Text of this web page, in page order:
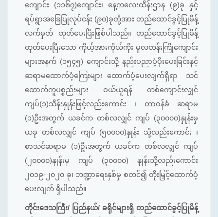
ကျောင်း (၁၁၆၇)ကျောင်း၊ နေ့ကလေးထိန်းဌာန (၉)ခု နှင့်
ရပ်ရွာအခြေပြုလုပ်ငန်း (၉၀)ခုတို့အား တည်ထောင်ခွင့်ပြုမိန့်
လက်မှတ် ထုတ်ပေးပြီးဖြစ်ပါသည်။ တည်ထောင်ခွင့်ပြုမိန့်
ထုတ်ပေးပြီးသော ကိုယ့်အားကိုယ်ကိုး မူလတန်းကြိုကျောင်း
များအနက် (၁၅၄၅) ကျောင်းသို့ နည်းပညာပံ့ပိုးပေးခြင်းနှင့်
ဆရာမထောက်ပံ့ကြေးများ ထောက်ပံ့ပေးလျက်ရှိရာ သင်
ထောက်ကူပစ္စည်းများ ဝယ်ယူရန် တစ်ကျောင်းလျှင်
ကျပ်(၁)သိန်းနှုန်းဖြင့်လည်းကောင်း ၊ တာဝန်ခံ ဆရာမ
(၁)ဦးအတွက် ယခင်က တစ်လလျှင် ကျပ် (၃၀၀၀၀)နှုန်းမှ
ယခု တစ်လလျှင် ကျပ် (၅၀၀၀၀)နှုန်း သို့လည်းကောင်း ၊
စာသင်ဆရာမ (၁)ဦးအတွက် ယခင်က တစ်လလျှင် ကျပ်
(၂၀၀၀၀)နှုန်းမှ ကျပ် (၃၀၀၀၀) နှုန်းသို့လည်းကောင်း
၂၀၁၉-၂၀၂၀ ခု၊ ဘဏ္ဍာရေးနှစ်မှ စတင်၍ တိုးမြှင့်ထောက်ပံ့
ပေးလျက် ရှိပါသည်။
တိုင်းဒေသကြီး/ ပြည်နယ်/ ခရိုင်များရှိ တည်ထောင်ခွင့်ပြုမိန့်